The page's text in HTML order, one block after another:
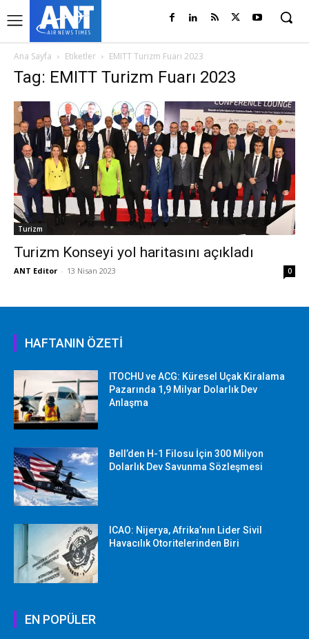
Ana Sayfa Etiketler EMITT Turizm Fuarı 2023
Tag: EMITT Turizm Fuarı 2023
Turizm
Turizm Konseyi yol haritasını açıkladı
ANT Editor - 13 Nisan 2023 0
HAFTANIN ÖZETİ
ITOCHU ve ACG: Küresel Uçak Kiralama
Pazarında 1,9 Milyar Dolarlık Dev
Anlaşma
Bell’den H-1 Filosu İçin 300 Milyon
Dolarlık Dev Savunma Sözleşmesi
ICAO: Nijerya, Afrika’nın Lider Sivil
Havacılık Otoritelerinden Biri
EN POPÜLER